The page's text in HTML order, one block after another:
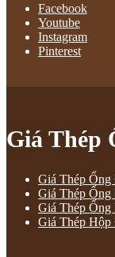
Facebook
Youtube
Instagram
Pinterest
Giá Thép
Giá Thép
Giá Thép Ống
Giá Thép Ống
Giá Thép